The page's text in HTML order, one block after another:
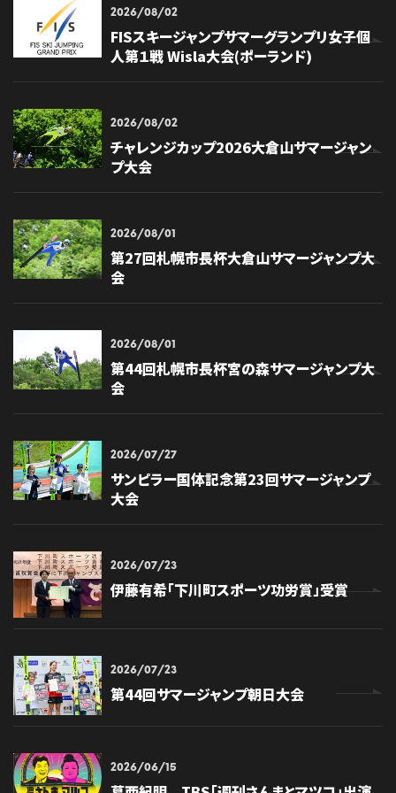
2026/08/02
FISスキージャンプサマーグランプリ女子個
人第１戦 Wisla大会(ポーランド)
2026/08/02
チャレンジカップ2026大倉山サマージャン
プ大会
2026/08/01
第27回札幌市長杯大倉山サマージャンプ大
会
2026/08/01
第44回札幌市長杯宮の森サマージャンプ大
会
2026/07/27
サンピラー国体記念第23回サマージャンプ
大会
2026/07/23
伊藤有希「下川町スポーツ功労賞」受賞
2026/07/23
第44回サマージャンプ朝日大会
2026/06/15